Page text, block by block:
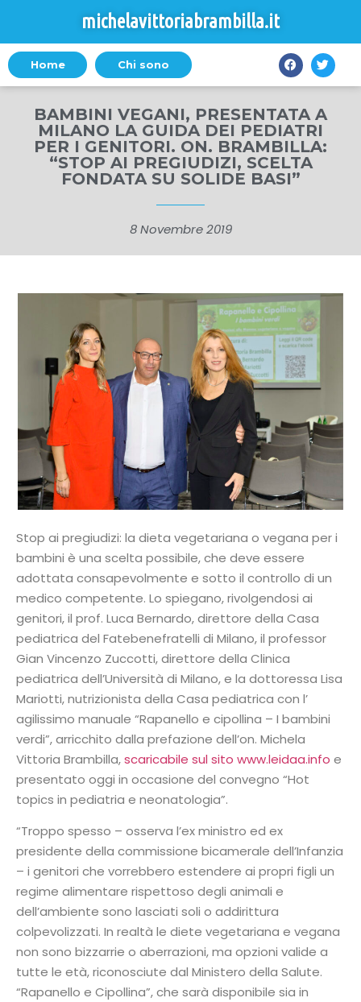
michelavittoriabrambilla.it
Home Chi sono
BAMBINI VEGANI, PRESENTATA A
MILANO LA GUIDA DEI PEDIATRI
PER I GENITORI. ON. BRAMBILLA:
“STOP AI PREGIUDIZI, SCELTA
FONDATA SU SOLIDE BASI”
8 Novembre 2019
Stop ai pregiudizi: la dieta vegetariana o vegana per i
bambini è una scelta possibile, che deve essere
adottata consapevolmente e sotto il controllo di un
medico competente. Lo spiegano, rivolgendosi ai
genitori, il prof. Luca Bernardo, direttore della Casa
pediatrica del Fatebenefratelli di Milano, il professor
Gian Vincenzo Zuccotti, direttore della Clinica
pediatrica dell’Università di Milano, e la dottoressa Lisa
Mariotti, nutrizionista della Casa pediatrica con l’
agilissimo manuale “Rapanello e cipollina – I bambini
verdi”, arricchito dalla prefazione dell’on. Michela
Vittoria Brambilla,scaricabile sul sito www.leidaa.info e
presentato oggi in occasione del convegno “Hot
topics in pediatria e neonatologia”.
“Troppo spesso – osserva l’ex ministro ed ex
presidente della commissione bicamerale dell’Infanzia
– i genitori che vorrebbero estendere ai propri figli un
regime alimentare rispettoso degli animali e
dell’ambiente sono lasciati soli o addirittura
colpevolizzati. In realtà le diete vegetariana e vegana
non sono bizzarrie o aberrazioni, ma opzioni valide a
tutte le età, riconosciute dal Ministero della Salute.
“Rapanello e Cipollina”, che sarà disponibile sia in